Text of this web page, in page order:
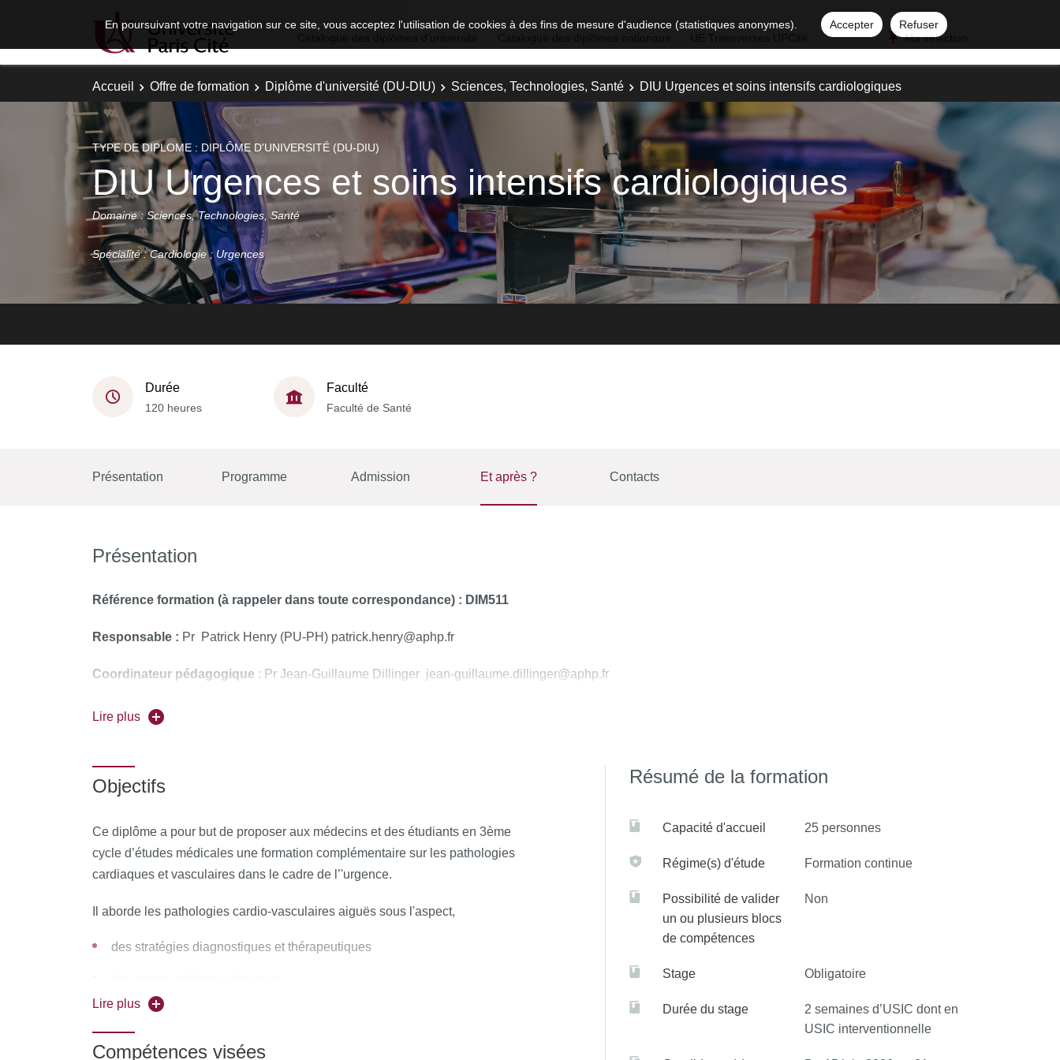
En poursuivant votre navigation sur ce site, vous acceptez l'utilisation de cookies à des fins de mesure d'audience (statistiques anonymes). Accepter
Refuser
Ma sélection
Accueil Offre de formation Diplôme d'université (DU-DIU) Sciences, Technologies, Santé DIU Urgences et soins intensifs cardiologiques
TYPE DE DIPLOME : DIPLÔME D'UNIVERSITÉ (DU-DIU)
DIU Urgences et soins intensifs cardiologiques
Domaine : Sciences, Technologies, Santé
Spécialité : Cardiologie ; Urgences
Durée
120 heures
Faculté
Faculté de Santé
Présentation Programme Admission Et après ? Contacts
Présentation
Référence formation (à rappeler dans toute correspondance) : DIM511
Responsable : Pr Patrick Henry (PU-PH) patrick.henry@aphp.fr
Coordinateur pédagogique : Pr Jean-Guillaume Dillinger jean-guillaume.dillinger@aphp.fr
Forme de l'enseignement : hybride :
Pour vous inscrire, déposez votre candidature sur C@nditOnLine.
Lire plus
Objectifs
Ce diplôme a pour but de proposer aux médecins et des étudiants en 3ème
cycle d’études médicales une formation complémentaire sur les pathologies
cardiaques et vasculaires dans le cadre de l’'urgence.
Il aborde les pathologies cardio-vasculaires aiguës sous l'aspect,
des stratégies diagnostiques et thérapeutiques
des techniques thérapeutiques spécifiques
Le projet pédagogique est commun aux universités concernées et est régi par
Lire plus
Compétences visées
Résumé de la formation
Capacité d'accueil 25 personnes
Régime(s) d'étude Formation continue
Possibilité de valider
un ou plusieurs blocs
de compétences
Non
Stage Obligatoire
Durée du stage
2 semaines d’USIC dont en
USIC interventionnelle